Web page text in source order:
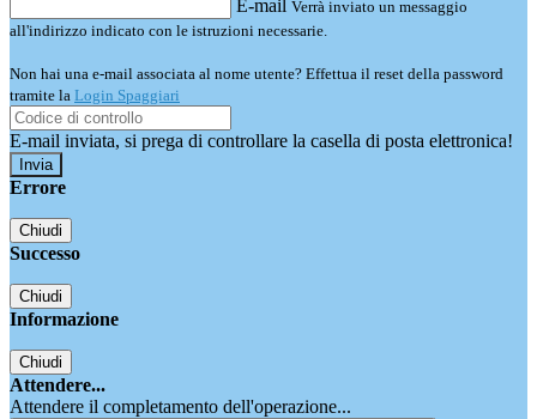
E-mail Verrà inviato un messaggio
all'indirizzo indicato con le istruzioni necessarie.
Non hai una e-mail associata al nome utente? Effettua il reset della password
tramite la Login Spaggiari
E-mail inviata, si prega di controllare la casella di posta elettronica!
Errore
Chiudi
Successo
Chiudi
Informazione
Chiudi
Attendere...
Attendere il completamento dell'operazione...